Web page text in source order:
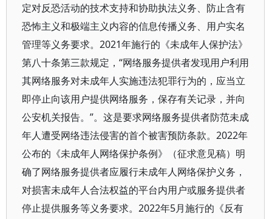
定对反恐活动的技术支持和协助执法义务、防止含有
恐怖主义和极端主义内容的信息传播义务、用户实名
管理等义务要求。2021年施行的《未成年人保护法》
第八十条第三款规定，“网络服务提供者发现用户利用
其网络服务对未成年人实施违法犯罪行为的，应当立
即停止向该用户提供网络服务，保存有关记录，并向
公安机关报告。”。这是要求网络服务提供者防范未成
年人遭受网络违法侵害的首个被害预防条款。2022年
公布的《未成年人网络保护条例》（征求意见稿）明
确了网络服务提供者应履行未成年人网络保护义务，
对损害未成年人合法权益的平台内用户或服务提供者
停止提供服务等义务要求。2022年5月施行的《反有